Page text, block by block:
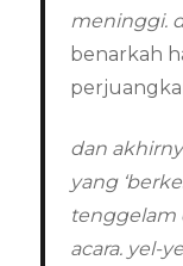
meninggi.
benarkah
dan
yang
tenggelam
acara. yel-